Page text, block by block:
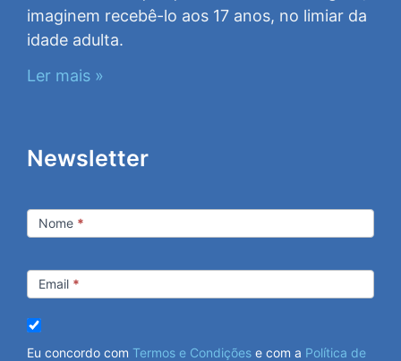
imaginem recebê-lo aos 17 anos, no limiar da
idade adulta.
Ler mais »
Newsletter
Nome *
Email *
Eu concordo com Termos e Condições e com a Política de